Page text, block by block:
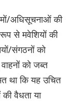
अधिसूचनाओं की
से मवेशियों की
संगठनों को
को जब्त
था कि यह उचित
वैधता या